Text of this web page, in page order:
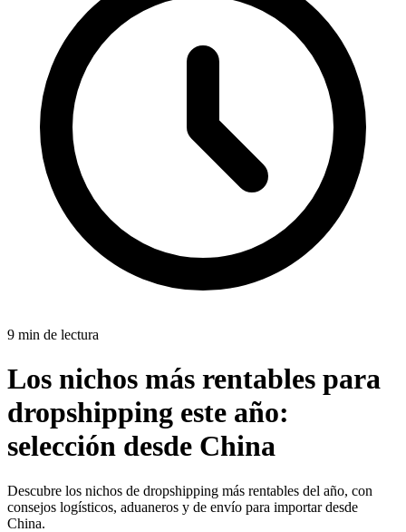
9 min de lectura
Los nichos más rentables para
dropshipping este año:
selección desde China
Descubre los nichos de dropshipping más rentables del año, con
consejos logísticos, aduaneros y de envío para importar desde
China.